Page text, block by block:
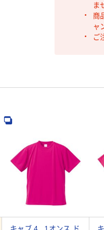
ま
商
ャ
ご